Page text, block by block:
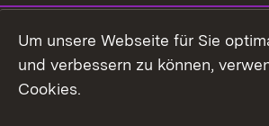
Mastodon
Youtube
Um unsere Webseite für Sie
und verbessern zu können,
Cookies.